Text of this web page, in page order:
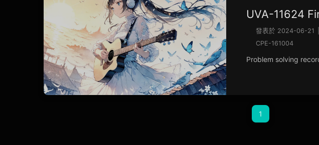
UVA-11624
發表於 2024-06-21
CPE-161004
Problem solving
1